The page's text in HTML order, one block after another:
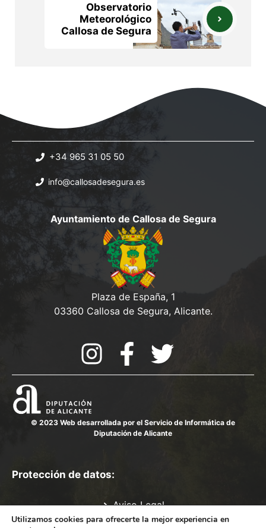
Observatorio
Meteorológico
Callosa de Segura
+34 965 31 05 50
info@callosadesegura.es
Ayuntamiento de Callosa de Segura
Plaza de España, 1
03360 Callosa de Segura, Alicante.
© 2023 Web desarrollada por el Servicio de Informática de
Diputación de Alicante
Protección de datos:
Aviso Legal
Política de Privacidad
Utilizamos cookies para ofrecerte la mejor experiencia en